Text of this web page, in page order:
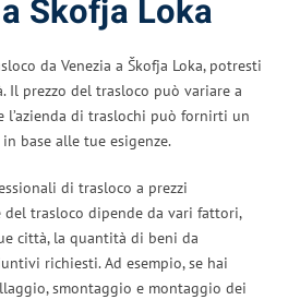
Škofja Loka
da Venezia a Škofja Loka, potresti
Il prezzo del trasloco può variare a
l’azienda di traslochi può fornirti un
base alle tue esigenze.
di trasloco a prezzi
trasloco dipende da vari fattori,
città, la quantità di beni da
richiesti. Ad esempio, se hai
smontaggio e montaggio dei